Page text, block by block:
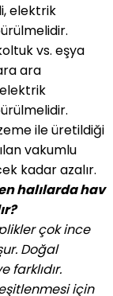
elektrik
vs. eşya
ara
ile üretildiği
vakumlu
kadar azalır.
halılarda hav
çok ince
Doğal
farklıdır.
için